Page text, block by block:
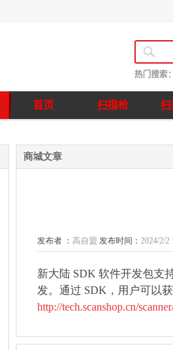
热门搜索
首页 扫描枪 扫
商城文章
发布者 ： 高自盟 发布时间： 2024/2/2
新大陆 SDK 软件开发包支
发。通过 SDK ，用户可以
http://tech.scanshop.cn/